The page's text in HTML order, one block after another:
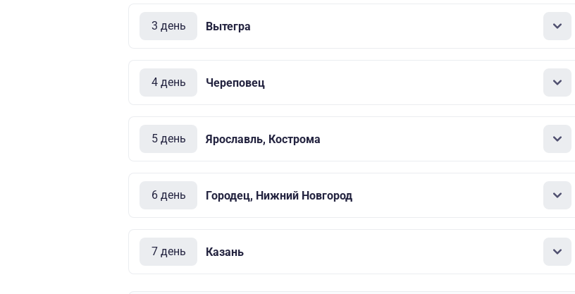
3 день Вытегра
4 день Череповец
5 день Ярославль, Кострома
6 день Городец, Нижний Новгород
7 день Казань